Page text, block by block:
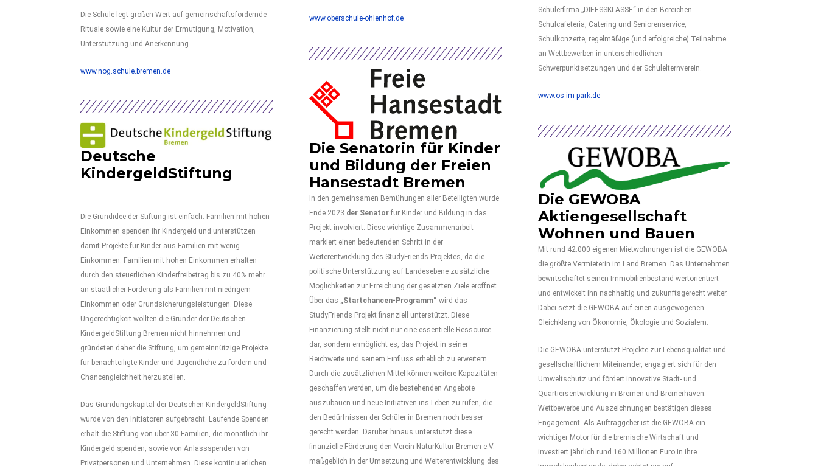
Die Schule legt großen Wert auf gemeinschaftsfördernde
Rituale sowie eine Kultur der Ermutigung, Motivation,
Unterstützung und Anerkennung.
www.nog.schule.bremen.de
Deutsche
KindergeldStiftung
Die Grundidee der Stiftung ist einfach: Familien mit hohen
Einkommen spenden ihr Kindergeld und unterstützen
damit Projekte für Kinder aus Familien mit wenig
Einkommen. Familien mit hohen Einkommen erhalten
durch den steuerlichen Kinderfreibetrag bis zu 40% mehr
an staatlicher Förderung als Familien mit niedrigem
Einkommen oder Grundsicherungsleistungen. Diese
Ungerechtigkeit wollten die Gründer der Deutschen
KindergeldStiftung Bremen nicht hinnehmen und
gründeten daher die Stiftung, um gemeinnützige Projekte
für benachteiligte Kinder und Jugendliche zu fördern und
Chancengleichheit herzustellen.
Das Gründungskapital der Deutschen KindergeldStiftung
wurde von den Initiatoren aufgebracht. Laufende Spenden
erhält die Stiftung von über 30 Familien, die monatlich ihr
Kindergeld spenden, sowie von Anlassspenden von
Privatpersonen und Unternehmen. Diese kontinuierlichen
www.oberschule-ohlenhof.de
Die Senatorin für Kinder
und Bildung der Freien
Hansestadt Bremen
In den gemeinsamen Bemühungen aller Beteiligten wurde
Ende 2023 der Senator für Kinder und Bildung in das
Projekt involviert. Diese wichtige Zusammenarbeit
markiert einen bedeutenden Schritt in der
Weiterentwicklung des StudyFriends Projektes, da die
politische Unterstützung auf Landesebene zusätzliche
Möglichkeiten zur Erreichung der gesetzten Ziele eröffnet.
Über das „Startchancen-Programm“wird das
StudyFriends Projekt finanziell unterstützt. Diese
Finanzierung stellt nicht nur eine essentielle Ressource
dar, sondern ermöglicht es, das Projekt in seiner
Reichweite und seinem Einfluss erheblich zu erweitern.
Durch die zusätzlichen Mittel können weitere Kapazitäten
geschaffen werden, um die bestehenden Angebote
auszubauen und neue Initiativen ins Leben zu rufen, die
den Bedürfnissen der Schüler in Bremen noch besser
gerecht werden. Darüber hinaus unterstützt diese
finanzielle Förderung den Verein NaturKultur Bremen e.V.
maßgeblich in der Umsetzung und Weiterentwicklung des
Schülerfirma „DIEESSKLASSE“ in den Bereichen
Schulcafeteria, Catering und Seniorenservice,
Schulkonzerte, regelmäßige (und erfolgreiche) Teilnahme
an Wettbewerben in unterschiedlichen
Schwerpunktsetzungen und der Schulelternverein.
www.os-im-park.de
Die GEWOBA
Aktiengesellschaft
Wohnen und Bauen
Mit rund 42.000 eigenen Mietwohnungen ist die GEWOBA
die größte Vermieterin im Land Bremen. Das Unternehmen
bewirtschaftet seinen Immobilienbestand wertorientiert
und entwickelt ihn nachhaltig und zukunftsgerecht weiter.
Dabei setzt die GEWOBA auf einen ausgewogenen
Gleichklang von Ökonomie, Ökologie und Sozialem.
Die GEWOBA unterstützt Projekte zur Lebensqualität und
gesellschaftlichem Miteinander, engagiert sich für den
Umweltschutz und fördert innovative Stadt- und
Quartiersentwicklung in Bremen und Bremerhaven.
Wettbewerbe und Auszeichnungen bestätigen dieses
Engagement. Als Auftraggeber ist die GEWOBA ein
wichtiger Motor für die bremische Wirtschaft und
investiert jährlich rund 160 Millionen Euro in ihre